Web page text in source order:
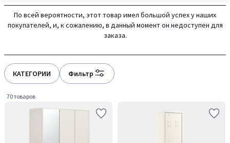
à
gauche
à
droite
По всей вероятности, этот товар имел большой успех у наших
покупателей, и, к сожалению, в данный момент он недоступен для
заказа.
КАТЕГОРИИ Фильтр
70 товаров